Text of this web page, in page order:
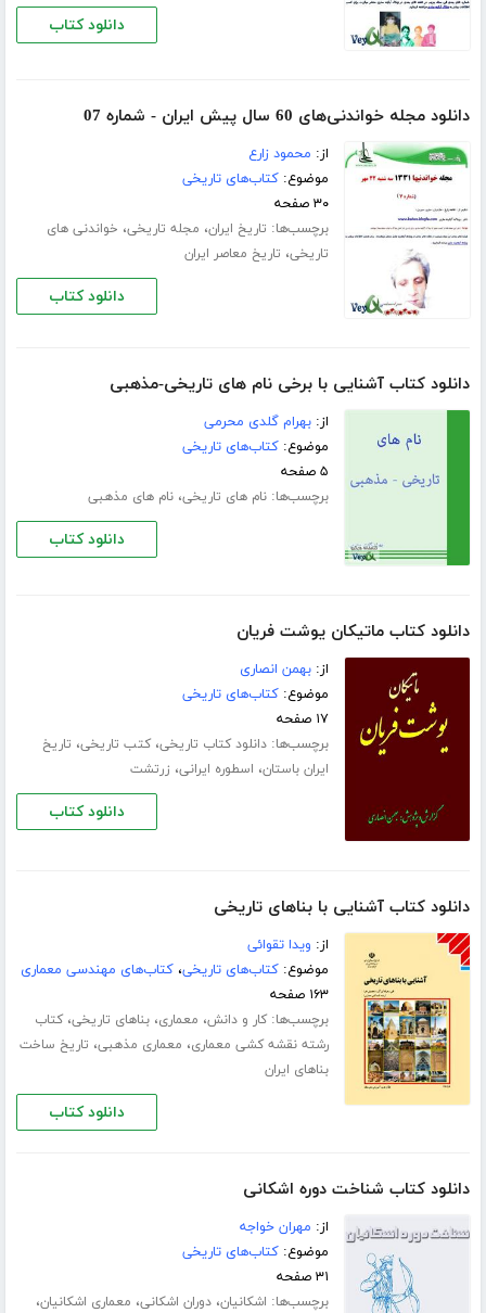
دانلود کتاب
دانلود مجله خواندنی‌های 60 سال پیش ایران - شماره 07
از: محمود زارع
موضوع:کتاب‌های تاریخی
۳۰ صفحه
برچسب‌ها: تاریخ ایران، مجله تاریخی، خواندنی های
تاریخی، تاریخ معاصر ایران
دانلود کتاب
دانلود کتاب آشنایی با برخی نام های تاریخی-مذهبی
از:بهرام گلدی محرمی
موضوع:کتاب‌های تاریخی
۵ صفحه
برچسب‌ها:نام های تاریخی،نام های مذهبی
دانلود کتاب
دانلود کتاب ماتیکان یوشت فریان
از:بهمن انصاری
موضوع:کتاب‌های تاریخی
۱۷ صفحه
برچسب‌ها:دانلود کتاب تاریخی،کتب تاریخی، تاریخ
ایران باستان، اسطوره ایرانی، زرتشت
دانلود کتاب
دانلود کتاب آشنایی با بناهای تاریخی
از: ویدا تقوائی
موضوع:کتاب‌های تاریخی،کتاب‌های مهندسی معماری
۱۶۳ صفحه
برچسب‌ها:کار و دانش، معماری،بناهای تاریخی،کتاب
رشته نقشه کشی معماری، معماری مذهبی، تاریخ ساخت
بناهای ایران
دانلود کتاب
دانلود کتاب شناخت دوره اشکانی
از: مهران خواجه
موضوع:کتاب‌های تاریخی
۳۱ صفحه
برچسب‌ها: اشکانیان،دوران اشکانی، معماری اشکانیان،